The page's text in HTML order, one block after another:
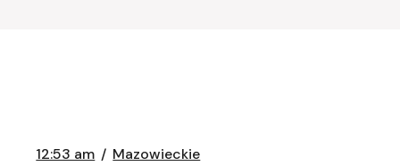
12:53 am Mazowieckie